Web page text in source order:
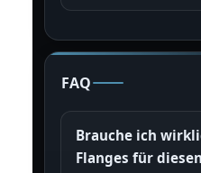
FAQ
Brauche ich
Flanges für